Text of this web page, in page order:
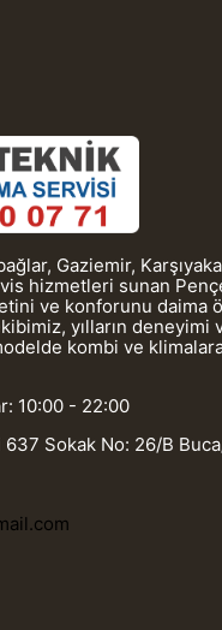
Gaziemir,
hizmetleri sunan
ve konforunu daima
yılların
kombi ve
10:00 - 22:00
637 Sokak No: 26/B